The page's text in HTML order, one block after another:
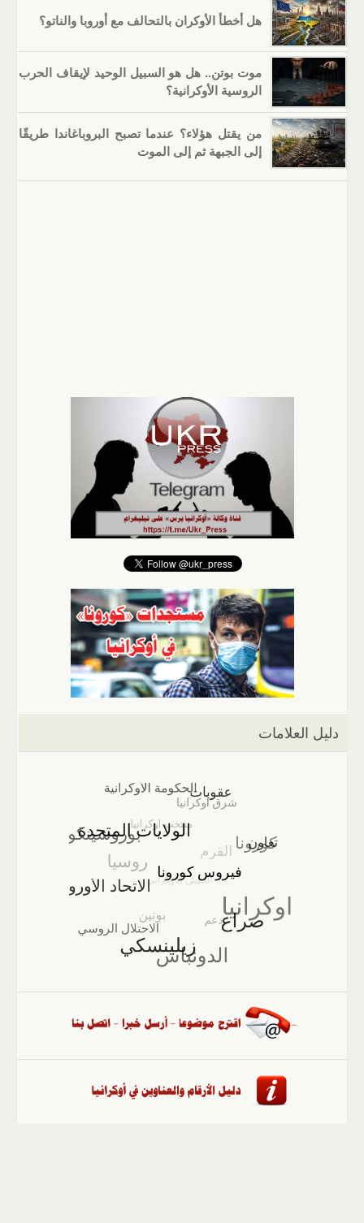
هل أخطأ الأوكران بالتحالف مع أوروبا والناتو؟
موت بوتن.. هل هو السبيل الوحيد لإيقاف الحرب
الروسية الأوكرانية؟
من يقتل هؤلاء؟ عندما تصبح البروباغاندا طريقًا
إلى الجبهة ثم إلى الموت
دليل العلامات